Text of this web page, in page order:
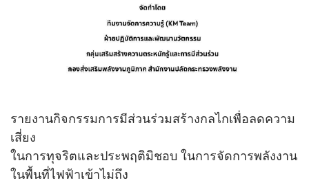
กองส่งเสริมและพัฒนาพลังงานภูมิภาค
ศูนย์เทคโนโลยีสารสนเทศและการสื่อสาร
นโยบาย
มติคณะ กพช./กบง.
รายงานกิจกรรมการมีส่วนร่วมสร้างกลไกเพื่อลดความ
เสี่ยง
ในการทุจริตและประพฤติมิชอบ ในการจัดการพลังงาน
ในพื้นที่ไฟฟ้าเข้าไม่ถึง
แจ้งไฟล์เสีย
ชื่อ